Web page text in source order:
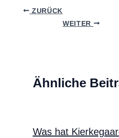
ZURÜCK
WEITER
Ähnliche
Was hat